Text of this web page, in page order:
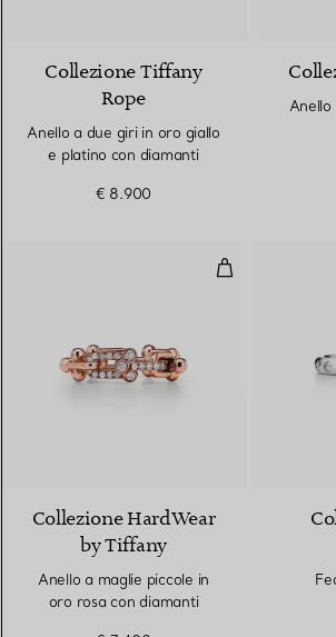
Collezione Tiffany
Rope
Anello a due giri in oro giallo
e platino con diamanti
€ 8.900
Anello
Anello a
Collezione HardWear
by Tiffany
Anello a maglie piccole in
oro rosa con diamanti